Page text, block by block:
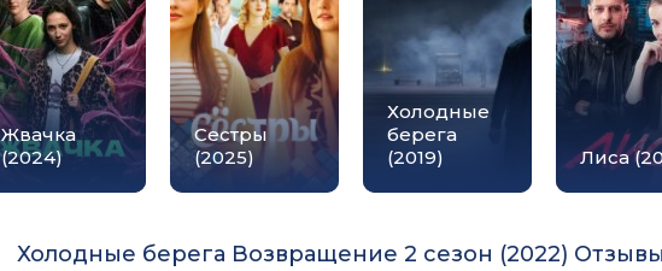
Жвачка
(2024)
Сестры
(2025)
Холодные
берега
(2019)
Лиса
Холодные берега Возвращение 2 сезон (2022)